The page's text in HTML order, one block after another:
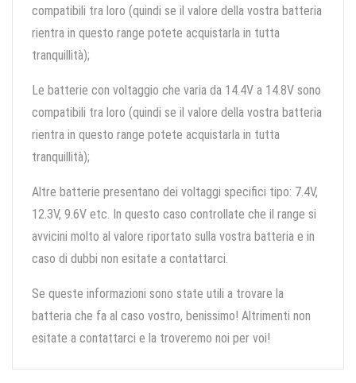
compatibili tra loro (quindi se il valore della vostra batteria
rientra in questo range potete acquistarla in tutta
tranquillità);
Le batterie con voltaggio che varia da 14.4V a 14.8V sono
compatibili tra loro (quindi se il valore della vostra batteria
rientra in questo range potete acquistarla in tutta
tranquillità);
Altre batterie presentano dei voltaggi specifici tipo: 7.4V,
12.3V, 9.6V etc. In questo caso controllate che il range si
avvicini molto al valore riportato sulla vostra batteria e in
caso di dubbi non esitate a contattarci.
Se queste informazioni sono state utili a trovare la
batteria che fa al caso vostro, benissimo! Altrimenti non
esitate a contattarci e la troveremo noi per voi!